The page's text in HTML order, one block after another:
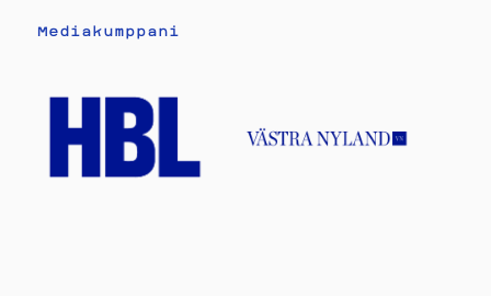
Mediakumppani